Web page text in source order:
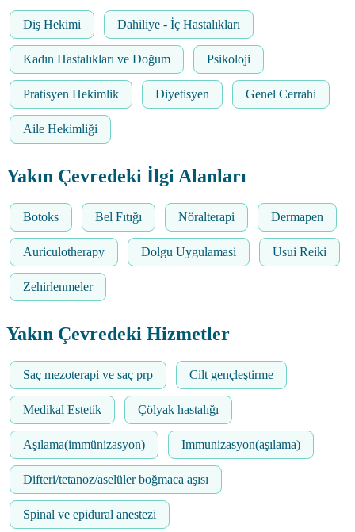
Diş Hekimi Dahiliye - İç Hastalıkları
Kadın Hastalıkları ve Doğum Psikoloji
Pratisyen Hekimlik Diyetisyen Genel Cerrahi
Aile Hekimliği
Yakın Çevredeki İlgi Alanları
Botoks Bel Fıtığı Nöralterapi Dermapen
Auriculotherapy Dolgu Uygulamasi Usui Reiki
Zehirlenmeler
Yakın Çevredeki Hizmetler
Saç mezoterapi ve saç prp Cilt gençleştirme
Medikal Estetik Çölyak hastalığı
Aşılama(immünizasyon) Immunizasyon(aşılama)
Difteri/tetanoz/aselüler boğmaca aşısı
Spinal ve epidural anestezi